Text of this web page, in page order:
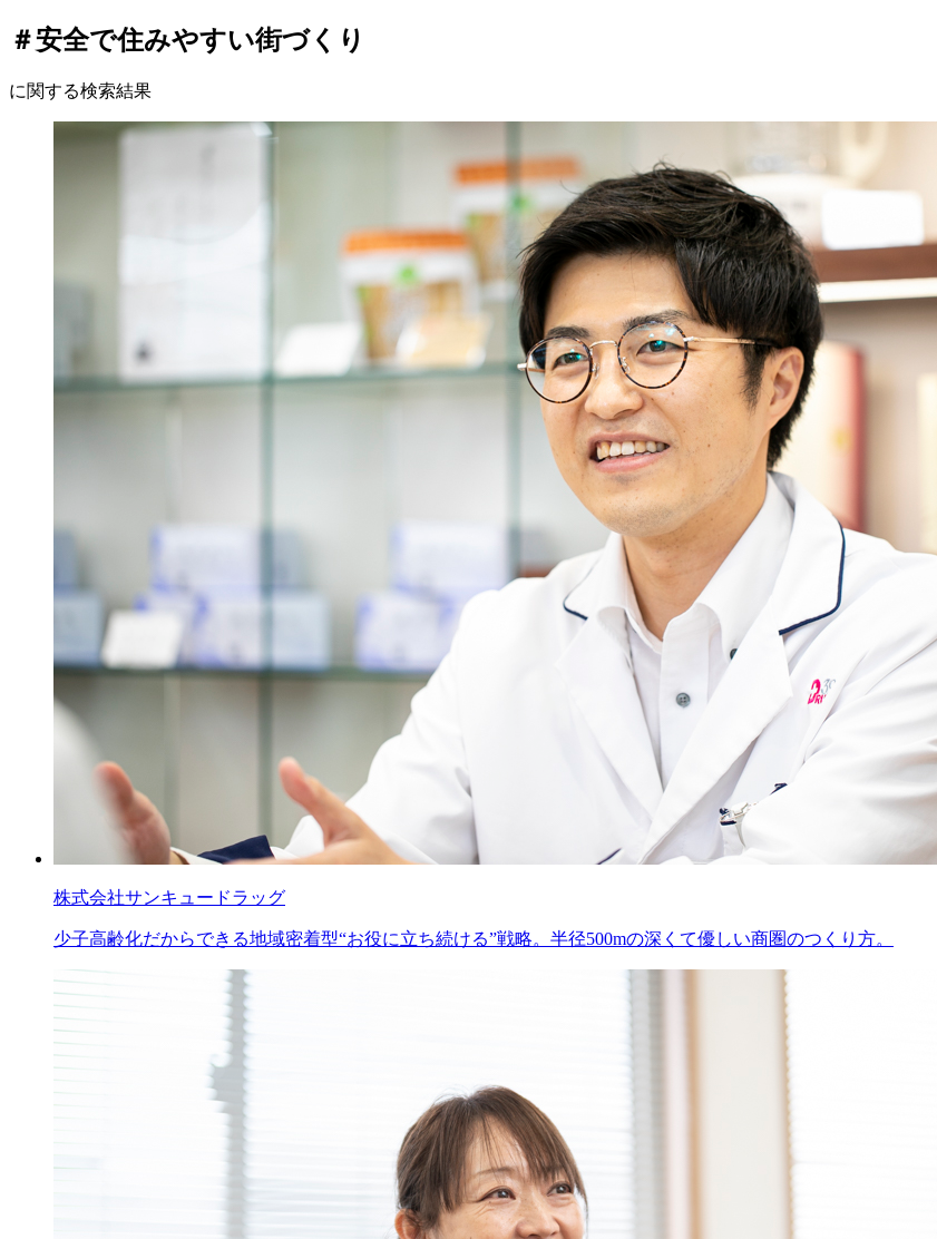
＃安全で住みやすい街づくり
に関する検索結果
株式会社サンキュードラッグ
少子高齢化だからできる地域密着型“お役に立ち続ける”戦略。半径500mの深くて優しい商圏のつくり方。